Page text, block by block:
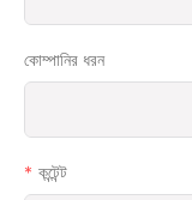
কোম্পানির ধরন
কন্টেন্ট